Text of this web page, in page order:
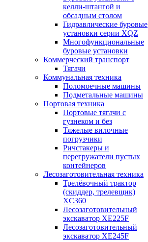
келли-штангой и
обсадным столом
Гидравлические буровые
установки серии XQZ
Многофункциональные
буровые установки
Коммерческий транспорт
Тягачи
Коммунальная техника
Поломоечные машины
Подметальные машины
Портовая техника
Портовые тягачи с
гузнеком и без
Тяжелые вилочные
погрузчики
Ричстакеры и
перегружатели пустых
контейнеров
Лесозаготовительная техника
Трелёвочный трактор
(скиддер, трелевщик)
XC360
Лесозаготовительный
экскаватор XE225F
Лесозаготовительный
экскаватор XE245F